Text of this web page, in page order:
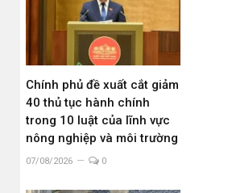
Chính phủ đề xuất cắt giảm
40 thủ tục hành chính
trong 10 luật của lĩnh vực
nông nghiệp và môi trường
07/08/2026 0